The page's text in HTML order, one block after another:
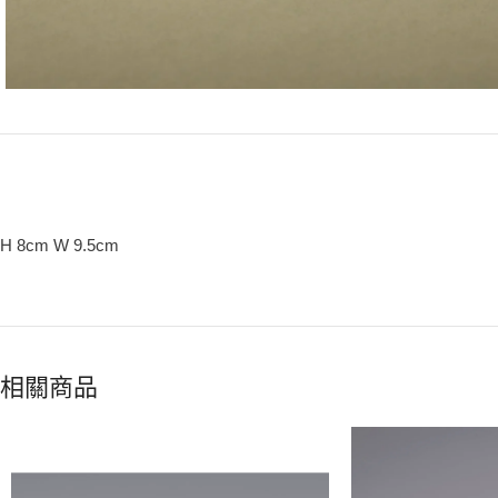
H 8cm W 9.5cm
相關商品